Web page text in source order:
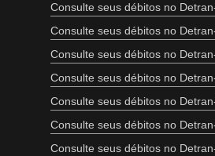
Consulte seus débitos no
Consulte seus débitos no
Consulte seus débitos no
Consulte seus débitos no
Consulte seus débitos no
Consulte seus débitos no
Consulte seus débitos no